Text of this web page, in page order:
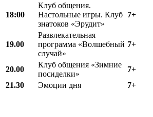
18:00
Клуб общения.
Настольные игры. Клуб
знатоков «Эрудит»
7+
19.00
Развлекательная
программа «Волшебный
случай»
7+
20.00
Клуб общения «Зимние
посиделки»
7+
21.30
Эмоции дня 7+